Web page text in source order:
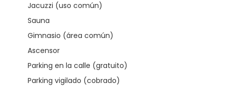
Jacuzzi (uso común)
Sauna
Gimnasio (área común)
Ascensor
Parking en la calle (gratuito)
Parking vigilado (cobrado)